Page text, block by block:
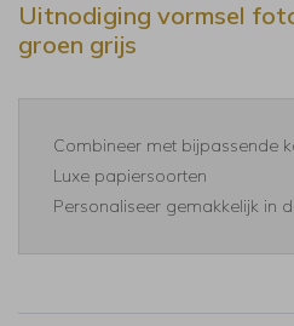
Uitnodiging vormsel
groen grijs
Combineer met bijpassende
Luxe papiersoorten
Personaliseer gemakkelijk in